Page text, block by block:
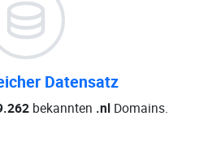
Datensatz
bekannten .nl Domains.